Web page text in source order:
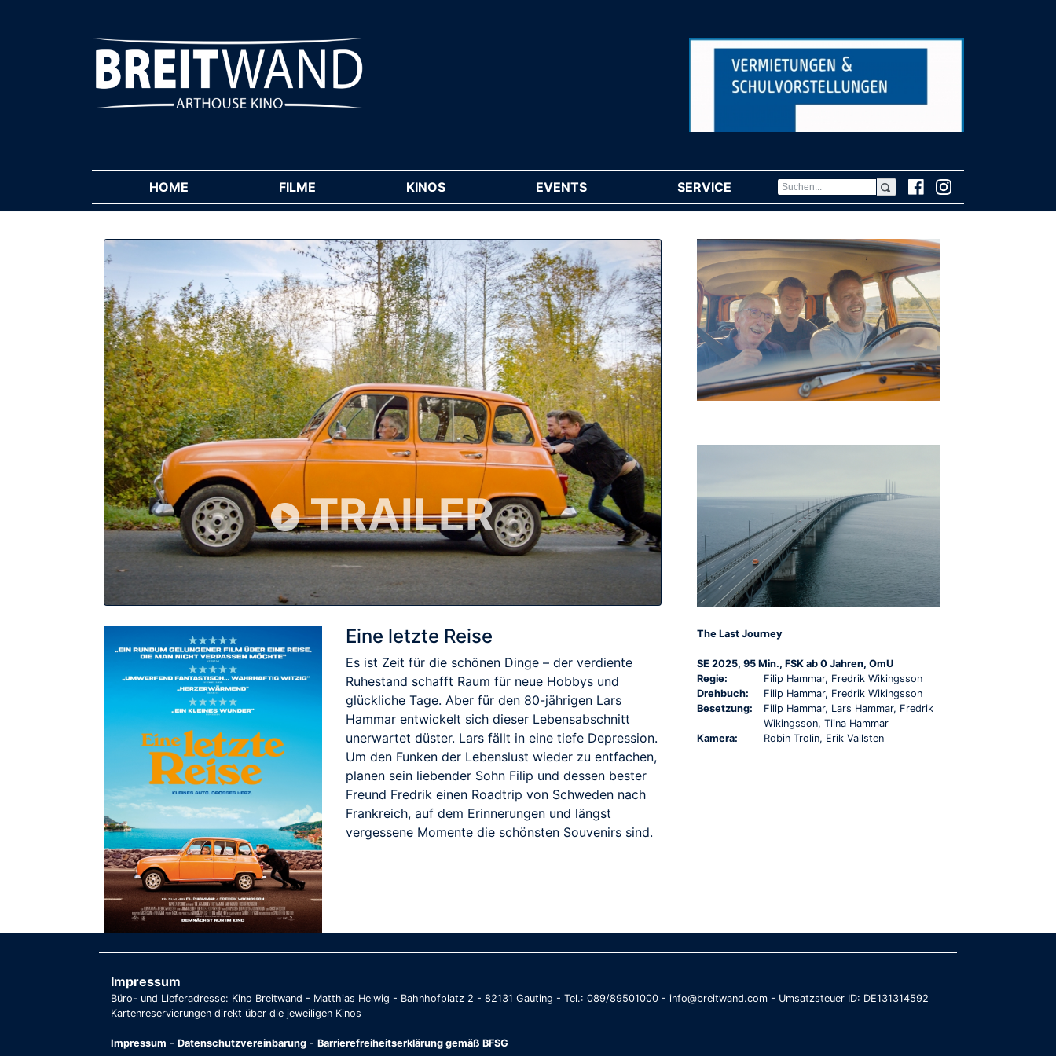
HOME FILME KINOS EVENTS SERVICE (CURRENT)
TRAILER
Eine letzte Reise
Es ist Zeit für die schönen Dinge – der verdiente
Ruhestand schafft Raum für neue Hobbys und
glückliche Tage. Aber für den 80-jährigen Lars
Hammar entwickelt sich dieser Lebensabschnitt
unerwartet düster. Lars fällt in eine tiefe Depression.
Um den Funken der Lebenslust wieder zu entfachen,
planen sein liebender Sohn Filip und dessen bester
Freund Fredrik einen Roadtrip von Schweden nach
Frankreich, auf dem Erinnerungen und längst
vergessene Momente die schönsten Souvenirs sind.
The Last Journey
SE 2025, 95 Min., FSK ab 0 Jahren, OmU
Regie:
Filip Hammar, Fredrik Wikingsson
Drehbuch:
Filip Hammar, Fredrik Wikingsson
Besetzung:
Filip Hammar, Lars Hammar, Fredrik
Wikingsson, Tiina Hammar
Kamera:
Robin Trolin, Erik Vallsten
Impressum
Büro- und Lieferadresse: Kino Breitwand - Matthias Helwig - Bahnhofplatz 2 - 82131 Gauting - Tel.: 089/89501000 - info@breitwand.com - Umsatzsteuer ID: DE131314592
Kartenreservierungen direkt über die jeweiligen Kinos
Impressum - Datenschutzvereinbarung - Barrierefreiheitserklärung gemäß BFSG